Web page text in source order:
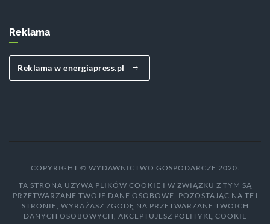
Reklama
Reklama w energiapress.pl
COPYRIGHT © WYDAWNICTWO GOSPODARCZE 2020.
TA STRONA UŻYWA PLIKÓW COOKIE I W ZWIĄZKU Z TYM SĄ
PRZETWARZANE TWOJE DANE OSOBOWE. POZOSTAJĄC NA TEJ
STRONIE, WYRAŻASZ ZGODĘ NA PRZETWARZANE TWOICH
DANYCH OSOBOWYCH, AKCEPTUJESZ POLITYKĘ COOKIE